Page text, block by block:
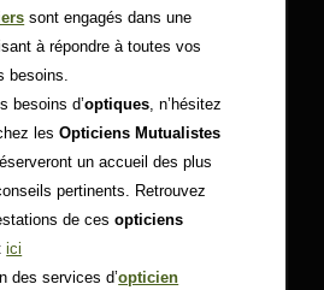
sont engagés dans une
à répondre à toutes vos
besoins.
besoins d’optiques, n’hésitez
lesOpticiens Mutualistes
un accueil des plus
pertinents. Retrouvez
de cesopticiens
ici
des services d’opticien